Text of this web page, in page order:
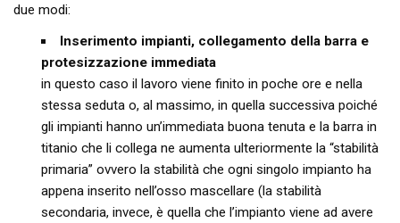
due modi:
Inserimento impianti, collegamento della barra e
protesizzazione immediata
in questo caso il lavoro viene finito in poche ore e nella
stessa seduta o, al massimo, in quella successiva poiché
gli impianti hanno un’immediata buona tenuta e la barra in
titanio che li collega ne aumenta ulteriormente la “stabilità
primaria” ovvero la stabilità che ogni singolo impianto ha
appena inserito nell’osso mascellare (la stabilità
secondaria, invece, è quella che l’impianto viene ad avere